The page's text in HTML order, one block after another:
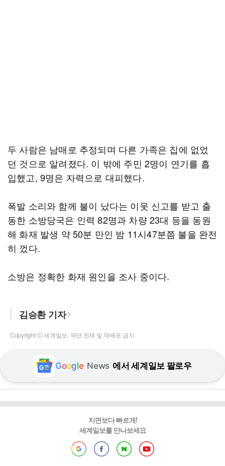
두 사람은 남매로 추정되며 다른 가족은 집에 없었
던 것으로 알려졌다. 이 밖에 주민 2명이 연기를 흡
입했고, 9명은 자력으로 대피했다.
폭발 소리와 함께 불이 났다는 이웃 신고를 받고 출
동한 소방당국은 인력 82명과 차량 23대 등을 동원
해 화재 발생 약 50분 만인 밤 11시47분쯤 불을 완전
히 껐다.
소방은 정확한 화재 원인을 조사 중이다.
김승환 기자
Copyright ⓒ 세계일보. 무단 전재 및 재배포 금지
Google News 에서 세계일보 팔로우
지면보다 빠르게!
세계일보를 만나보세요